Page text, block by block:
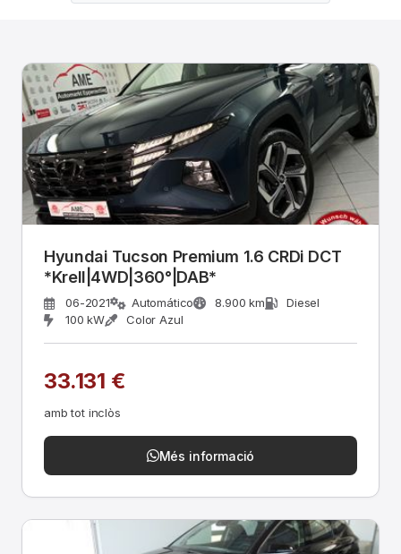
Hyundai Tucson Premium 1.6 CRDi DCT
*Krell|4WD|360°|DAB*
06-2021 Automático 8.900 km
Diesel
100 kW
Color Azul
33.131 €
amb tot inclòs
Més informació